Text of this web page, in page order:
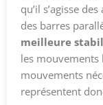
qu’il s’agisse
des barres
meilleure
les mouvements
mouvements
représentent